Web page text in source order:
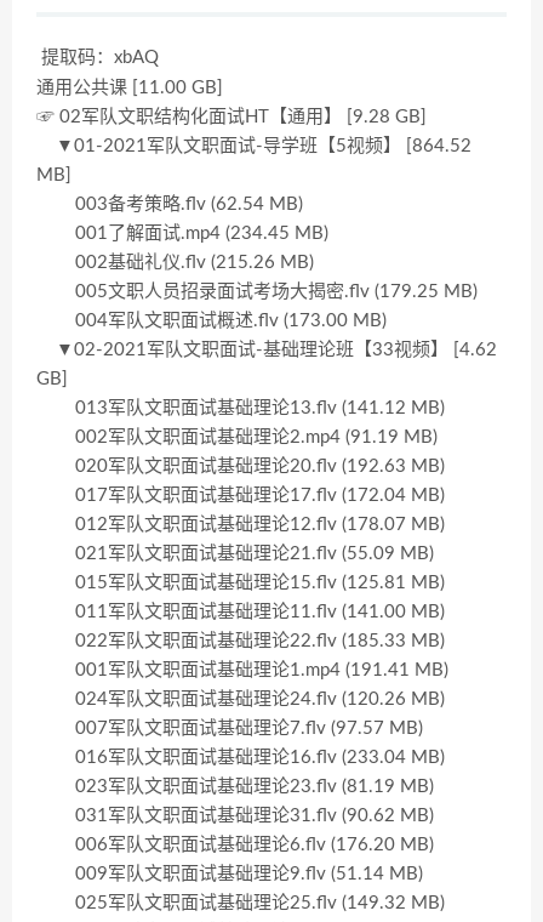
提取码：xbAQ
通用公共课 [11.00 GB]
☞ 02军队文职结构化面试HT【通用】 [9.28 GB]
▼01-2021军队文职面试-导学班【5视频】 [864.52
MB]
003备考策略.flv (62.54 MB)
001了解面试.mp4 (234.45 MB)
002基础礼仪.flv (215.26 MB)
005文职人员招录面试考场大揭密.flv (179.25 MB)
004军队文职面试概述.flv (173.00 MB)
▼02-2021军队文职面试-基础理论班【33视频】 [4.62
GB]
013军队文职面试基础理论13.flv (141.12 MB)
002军队文职面试基础理论2.mp4 (91.19 MB)
020军队文职面试基础理论20.flv (192.63 MB)
017军队文职面试基础理论17.flv (172.04 MB)
012军队文职面试基础理论12.flv (178.07 MB)
021军队文职面试基础理论21.flv (55.09 MB)
015军队文职面试基础理论15.flv (125.81 MB)
011军队文职面试基础理论11.flv (141.00 MB)
022军队文职面试基础理论22.flv (185.33 MB)
001军队文职面试基础理论1.mp4 (191.41 MB)
024军队文职面试基础理论24.flv (120.26 MB)
007军队文职面试基础理论7.flv (97.57 MB)
016军队文职面试基础理论16.flv (233.04 MB)
023军队文职面试基础理论23.flv (81.19 MB)
031军队文职面试基础理论31.flv (90.62 MB)
006军队文职面试基础理论6.flv (176.20 MB)
009军队文职面试基础理论9.flv (51.14 MB)
025军队文职面试基础理论25.flv (149.32 MB)